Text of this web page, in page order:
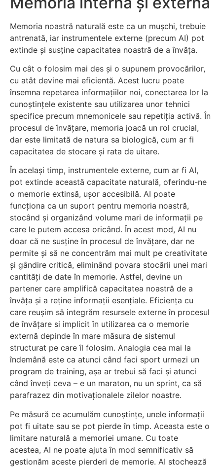
Memoria noastră naturală este ca un mușchi, trebuie
antrenată, iar instrumentele externe (precum AI) pot
extinde și susține capacitatea noastră de a învăța.
Cu cât o folosim mai des și o supunem provocărilor,
cu atât devine mai eficientă. Acest lucru poate
însemna repetarea informațiilor noi, conectarea lor la
cunoștințele existente sau utilizarea unor tehnici
specifice precum mnemonicele sau repetiția activă. În
procesul de învățare, memoria joacă un rol crucial,
dar este limitată de natura sa biologică, cum ar fi
capacitatea de stocare și rata de uitare.
În același timp, instrumentele externe, cum ar fi AI,
pot extinde această capacitate naturală, oferindu-ne
o memorie extinsă, ușor accesibilă. AI poate
funcționa ca un suport pentru memoria noastră,
stocând și organizând volume mari de informații pe
care le putem accesa oricând. În acest mod, AI nu
doar că ne susține în procesul de învățare, dar ne
permite și să ne concentrăm mai mult pe creativitate
și gândire critică, eliminând povara stocării unei mari
cantități de date în memorie. Astfel, devine un
partener care amplifică capacitatea noastră de a
învăța și a reține informații esențiale. Eficiența cu
care reușim să integrăm resursele externe în procesul
de învățare si implicit în utilizarea ca o memorie
externă depinde în mare măsura de sistemul
structurat pe care îl folosim. Analogia cea mai la
îndemână este ca atunci când faci sport urmezi un
program de training, așa ar trebui să faci și atunci
când înveți ceva – e un maraton, nu un sprint, ca să
parafrazez din motivaționalele zilelor noastre.
Pe măsură ce acumulăm cunoștințe, unele informații
pot fi uitate sau se pot pierde în timp. Aceasta este o
limitare naturală a memoriei umane. Cu toate
acestea, AI ne poate ajuta în mod semnificativ să
gestionăm aceste pierderi de memorie. AI stochează